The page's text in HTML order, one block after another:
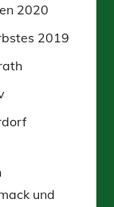
2020
2019
und